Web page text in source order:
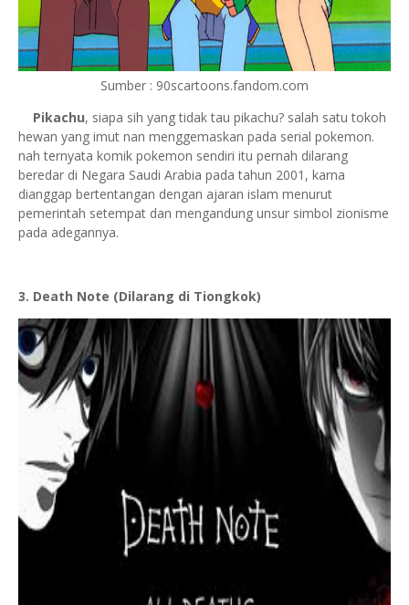
Sumber : 90scartoons.fandom.com
Pikachu, siapa sih yang tidak tau pikachu? salah satu tokoh
hewan yang imut nan menggemaskan pada serial pokemon.
nah ternyata komik pokemon sendiri itu pernah dilarang
beredar di Negara Saudi Arabia pada tahun 2001 , karna
dianggap bertentangan dengan ajaran islam menurut
pemerintah setempat dan mengandung unsur simbol zionisme
pada adegannya.
3. Death Note (Dilarang di Tiongkok)